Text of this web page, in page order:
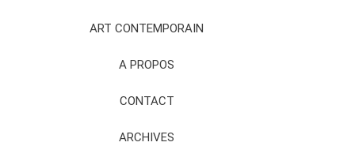
ART CONTEMPORAIN
A PROPOS
CONTACT
ARCHIVES